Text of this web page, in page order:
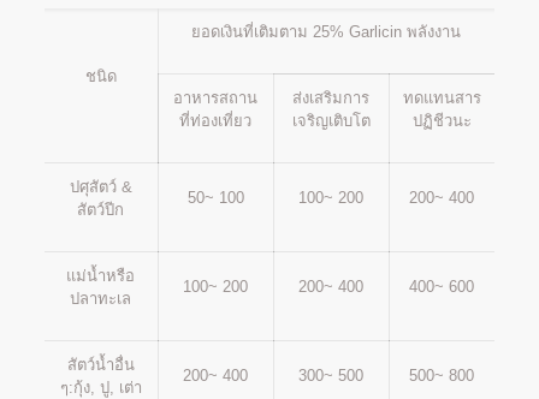
ชนิด
ยอดเงินที่เติมตาม 25% Garlicin พลังงาน
อาหารสถาน
ที่ท่องเที่ยว
ส่งเสริมการ
เจริญเติบโต
ทดแทนสาร
ปฏิชีวนะ
ปศุสัตว์ &
สัตว์ปีก
50~ 100 100~ 200 200~ 400
แม่น้ำหรือ
ปลาทะเล
100~ 200 200~ 400 400~ 600
สัตว์น้ำอื่น
ๆ:กุ้ง, ปู, เต่า
200~ 400 300~ 500 500~ 800